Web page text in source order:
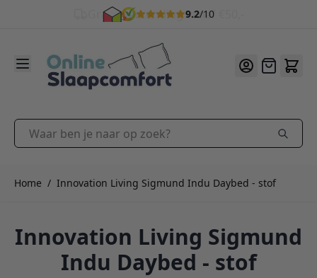
9.2/10
Offerte
Waar ben je naar op zoek?
Home / Innovation Living Sigmund Indu Daybed - stof
Innovation Living Sigmund
Indu Daybed - stof